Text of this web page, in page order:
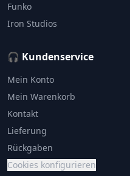
Funko
Iron Studios
🎧 Kundenservice
Mein Konto
Mein Warenkorb
Kontakt
Lieferung
Rückgaben
Cookies konfigurieren